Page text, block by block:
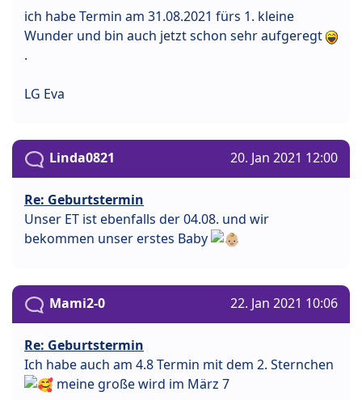
ich habe Termin am 31.08.2021 fürs 1. kleine
Wunder und bin auch jetzt schon sehr aufgeregt
.
LG Eva
Linda0821 20. Jan 2021 12:00
Re: Geburtstermin
Unser ET ist ebenfalls der 04.08. und wir
bekommen unser erstes Baby
Mami2-0 22. Jan 2021 10:06
Re: Geburtstermin
Ich habe auch am 4.8 Termin mit dem 2. Sternchen
meine große wird im März 7